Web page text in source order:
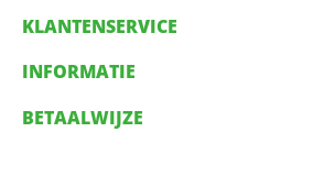
KLANTENSERVICE
INFORMATIE
BETAALWIJZE